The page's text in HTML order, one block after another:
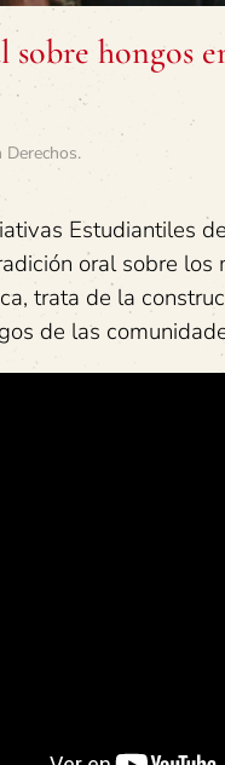
hongos
Derechos.
Estudiantiles
oral sobre
trata de la
de las